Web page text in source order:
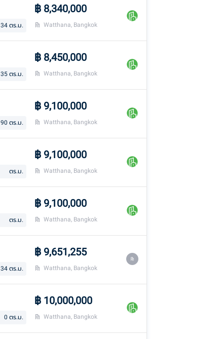
฿ 8,340,000
34 ตร.ม. Watthana, Bangkok
฿ 8,450,000
35 ตร.ม. Watthana, Bangkok
฿ 9,100,000
90 ตร.ม. Watthana, Bangkok
฿ 9,100,000
ตร.ม. Watthana, Bangkok
฿ 9,100,000
ตร.ม. Watthana, Bangkok
฿ 9,651,255
34 ตร.ม. Watthana, Bangkok
฿ 10,000,000
0 ตร.ม. Watthana, Bangkok